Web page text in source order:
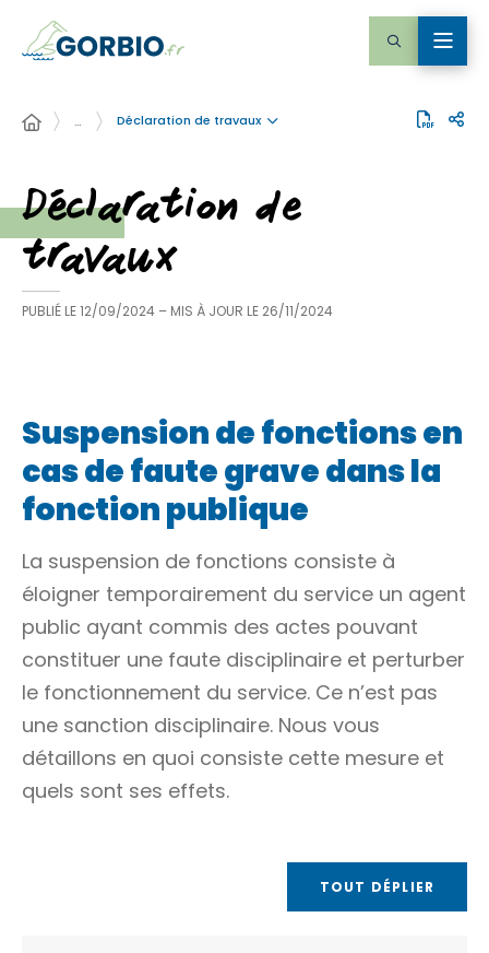
… Déclaration de travaux
Déclaration de
travaux
PUBLIÉ LE12/09/2024 – MIS À JOUR LE 26/11/2024
Suspension de fonctions en
cas de faute grave dans la
fonction publique
La suspension de fonctions consiste à
éloigner temporairement du service un agent
public ayant commis des actes pouvant
constituer une faute disciplinaire et perturber
le fonctionnement du service. Ce n’est pas
une sanction disciplinaire. Nous vous
détaillons en quoi consiste cette mesure et
quels sont ses effets.
TOUT DÉPLIER